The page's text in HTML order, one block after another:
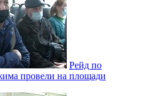
Рейд по
провели на площади